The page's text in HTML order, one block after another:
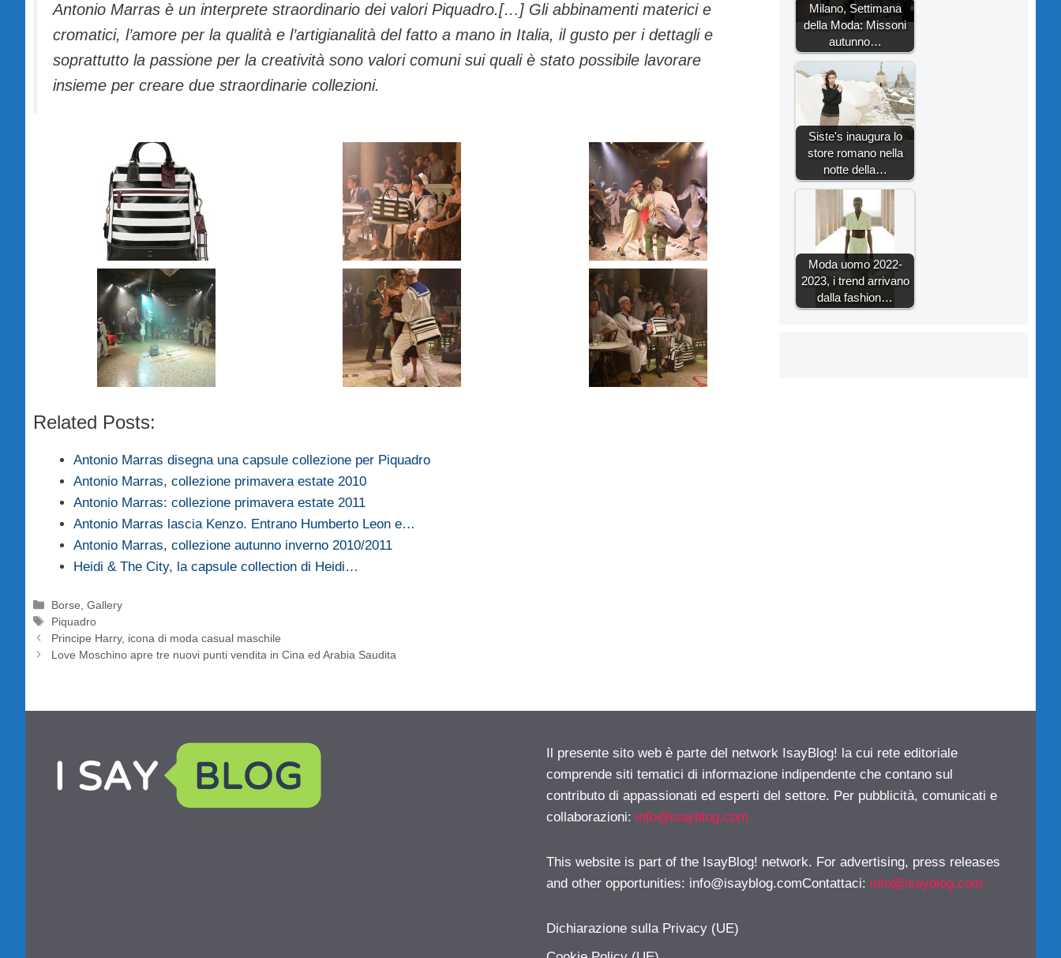
Antonio Marras è un interprete straordinario dei valori Piquadro.[…] Gli abbinamenti materici e
cromatici, l’amore per la qualità e l’artigianalità del fatto a mano in Italia, il gusto per i dettagli e
soprattutto la passione per la creatività sono valori comuni sui quali è stato possibile lavorare
insieme per creare due straordinarie collezioni.
Related Posts:
Antonio Marras disegna una capsule collezione per Piquadro
Antonio Marras, collezione primavera estate 2010
Antonio Marras: collezione primavera estate 2011
Antonio Marras lascia Kenzo. Entrano Humberto Leon e…
Antonio Marras, collezione autunno inverno 2010/2011
Heidi & The City, la capsule collection di Heidi…
Categorie
Borse ,Gallery
Tag
Piquadro
Principe Harry, icona di moda casual maschile
Love Moschino apre tre nuovi punti vendita in Cina ed Arabia Saudita
Milano, Settimana
della Moda: Missoni
autunno…
Siste's inaugura lo
store romano nella
notte della…
Moda uomo 2022-
2023, i trend arrivano
dalla fashion…
Il presente sito web è parte del network IsayBlog! la cui rete editoriale
comprende siti tematici di informazione indipendente che contano sul
contributo di appassionati ed esperti del settore. Per pubblicità, comunicati e
collaborazioni: info@isayblog.com
This website is part of the IsayBlog! network. For advertising, press releases
and other opportunities: info@isayblog.comContattaci: info@isayblog.com
Dichiarazione sulla Privacy (UE)